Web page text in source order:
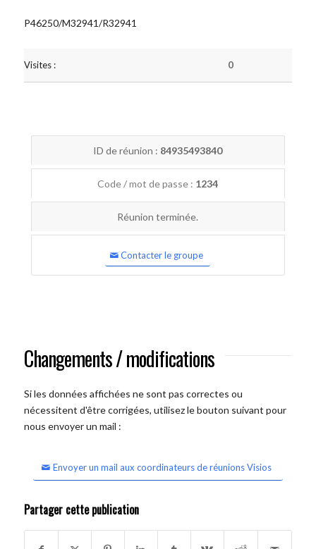
P46250/M32941/R32941
Visites : 0
ID de réunion : 84935493840
Code / mot de passe : 1234
Réunion terminée.
Contacter le groupe
Changements / modifications
Si les données affichées ne sont pas correctes ou
nécessitent d'être corrigées, utilisez le bouton suivant pour
nous envoyer un mail :
Envoyer un mail aux coordinateurs de réunions Visios
Partager cette publication